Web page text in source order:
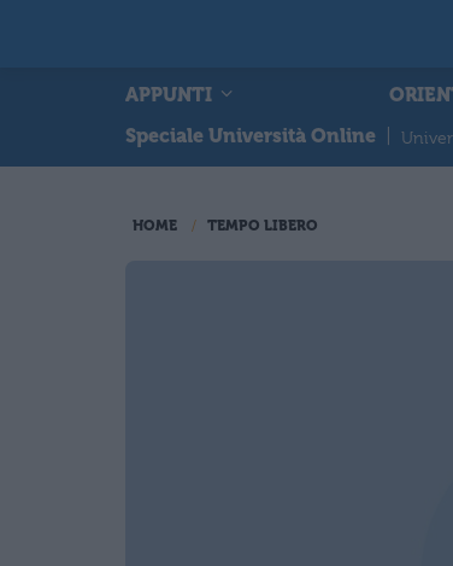
APPUNTI
Speciale Università Online
HOME TEMPO LIBERO